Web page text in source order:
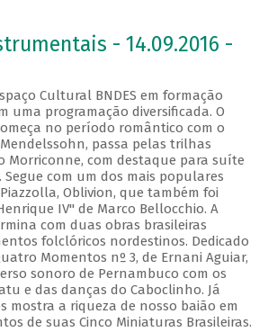
- 14.09.2016 -
Cultural BNDES em formação
uma programação diversificada. O
no período romântico com o
passa pelas trilhas
Morriconne, com destaque para suíte
Segue com um dos mais populares
Oblivion, que também foi
IV" de Marco Bellocchio. A
com duas obras brasileiras
folclóricos nordestinos. Dedicado
Momentos nº 3, de Ernani Aguiar,
sonoro de Pernambuco com os
e das danças do Caboclinho. Já
mostra a riqueza de nosso baião em
de suas Cinco Miniaturas Brasileiras.